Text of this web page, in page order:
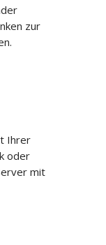
zur
Ihrer
oder
mit